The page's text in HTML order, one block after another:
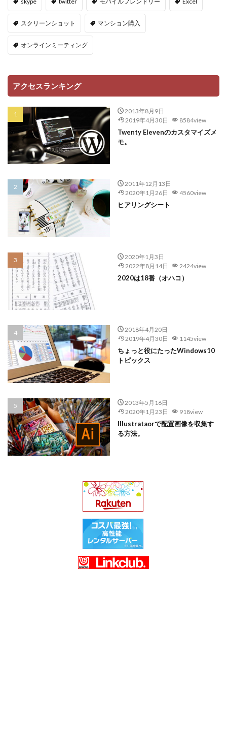
スクリーンショット マンション購入
オンラインミーティング
アクセスランキング
2013年8月9日
2019年4月30日
8584view
Twenty Elevenのカスタマイズメ
モ。
2011年12月13日
2020年1月26日
4560view
ヒアリングシート
2020年1月3日
2022年8月14日
2424view
2020は18番（オハコ）
2018年4月20日
2019年4月30日
1145view
ちょっと役にたったWindows10
トピックス
2013年5月16日
2020年1月23日
918view
Illustrataorで配置画像を収集す
る方法。